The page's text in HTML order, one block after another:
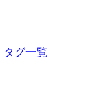
タグ一覧